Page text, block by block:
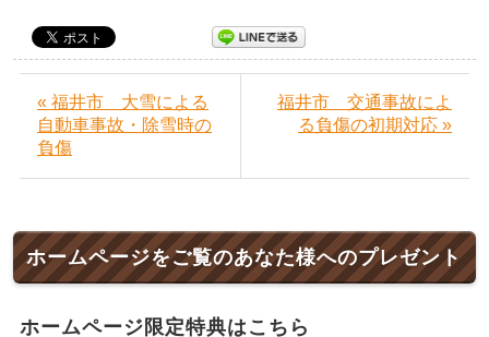
« 福井市 大雪による
自動車事故・除雪時の
負傷
福井市 交通事故によ
る負傷の初期対応 »
ホームページをご覧のあなた様へのプレゼント
ホームページ限定特典はこちら